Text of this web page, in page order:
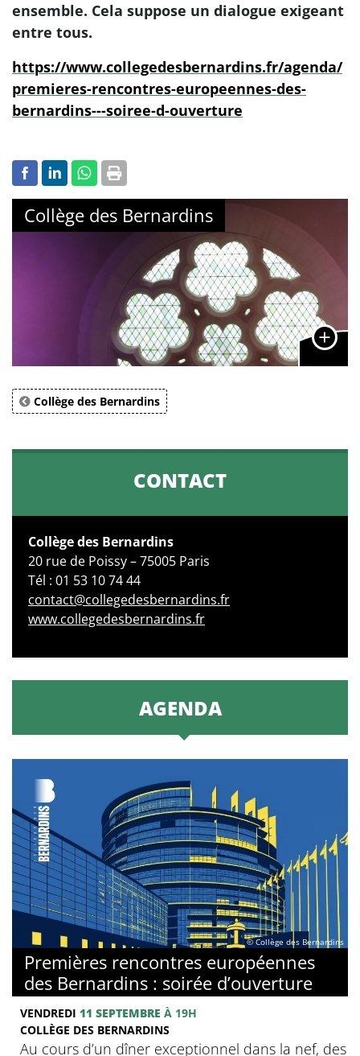
ensemble. Cela suppose un dialogue exigeant
entre tous.
https://www.collegedesbernardins.fr/agenda/
premieres-rencontres-europeennes-des-
bernardins---soiree-d-ouverture
Collège des Bernardins
Collège des Bernardins
CONTACT
Collège des Bernardins
20 rue de Poissy – 75005 Paris
Tél : 01 53 10 74 44
contact@collegedesbernardins.fr
www.collegedesbernardins.fr
AGENDA
© Collège des Bernardins
Premières rencontres européennes
des Bernardins : soirée d’ouverture
VENDREDI 11 SEPTEMBRE À 19H
COLLÈGE DES BERNARDINS
Au cours d’un dîner exceptionnel dans la nef, des